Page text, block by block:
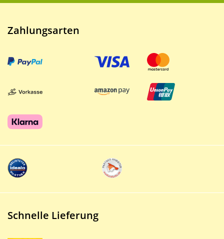
Zahlungsarten
Schnelle Lieferung